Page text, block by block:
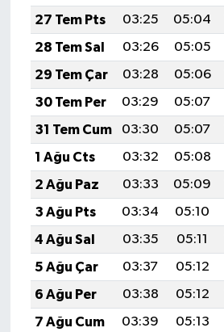
27 Tem Pts
03:25 05:04
28 Tem Sal
03:26 05:05
29 Tem Çar
03:28 05:06
30 Tem Per
03:29 05:07
31 Tem Cum
03:30 05:07
1 Ağu Cts
03:32 05:08
2 Ağu Paz
03:33 05:09
3 Ağu Pts
03:34 05:10
4 Ağu Sal
03:35 05:11
5 Ağu Çar
03:37 05:12
6 Ağu Per
03:38 05:12
7 Ağu Cum
03:39 05:13